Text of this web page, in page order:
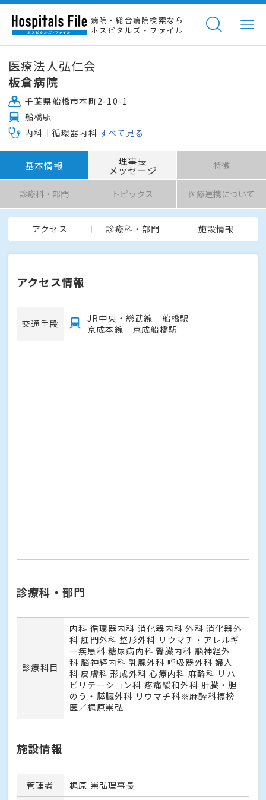
病院・総合病院検索なら
ホスピタルズ・ファイル
医療法人弘仁会
板倉病院
千葉県船橋市本町2-10-1
船橋駅
内科
循環器内科 すべて見る
基本情報 理事長
メッセージ 特徴
診療科・部門 トピックス 医療連携について
アクセス 診療科・部門 施設情報
アクセス情報
交通手段
JR中央・総武線 船橋駅
京成本線 京成船橋駅
診療科・部門
診療科目
内科 循環器内科 消化器内科 外科 消化器外
科 肛門外科 整形外科 リウマチ・アレルギ
ー疾患科 糖尿病内科 腎臓内科 脳神経外
科 脳神経内科 乳腺外科 呼吸器外科 婦人
科 皮膚科 形成外科 心療内科 麻酔科 リハ
ビリテーション科 疼痛緩和外科 肝臓・胆
のう・膵臓外科 リウマチ科※麻酔科標榜
医／梶原崇弘
施設情報
管理者
梶原 崇弘理事長